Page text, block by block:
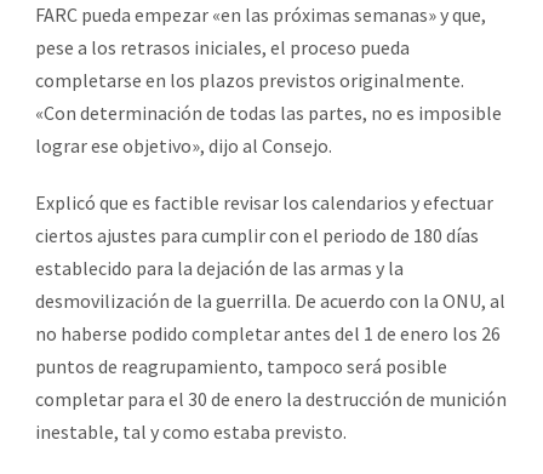
FARC pueda empezar «en las próximas semanas» y que,
pese a los retrasos iniciales, el proceso pueda
completarse en los plazos previstos originalmente.
«Con determinación de todas las partes, no es imposible
lograr ese objetivo», dijo al Consejo.
Explicó que es factible revisar los calendarios y efectuar
ciertos ajustes para cumplir con el periodo de 180 días
establecido para la dejación de las armas y la
desmovilización de la guerrilla. De acuerdo con la ONU, al
no haberse podido completar antes del 1 de enero los 26
puntos de reagrupamiento, tampoco será posible
completar para el 30 de enero la destrucción de munición
inestable, tal y como estaba previsto.